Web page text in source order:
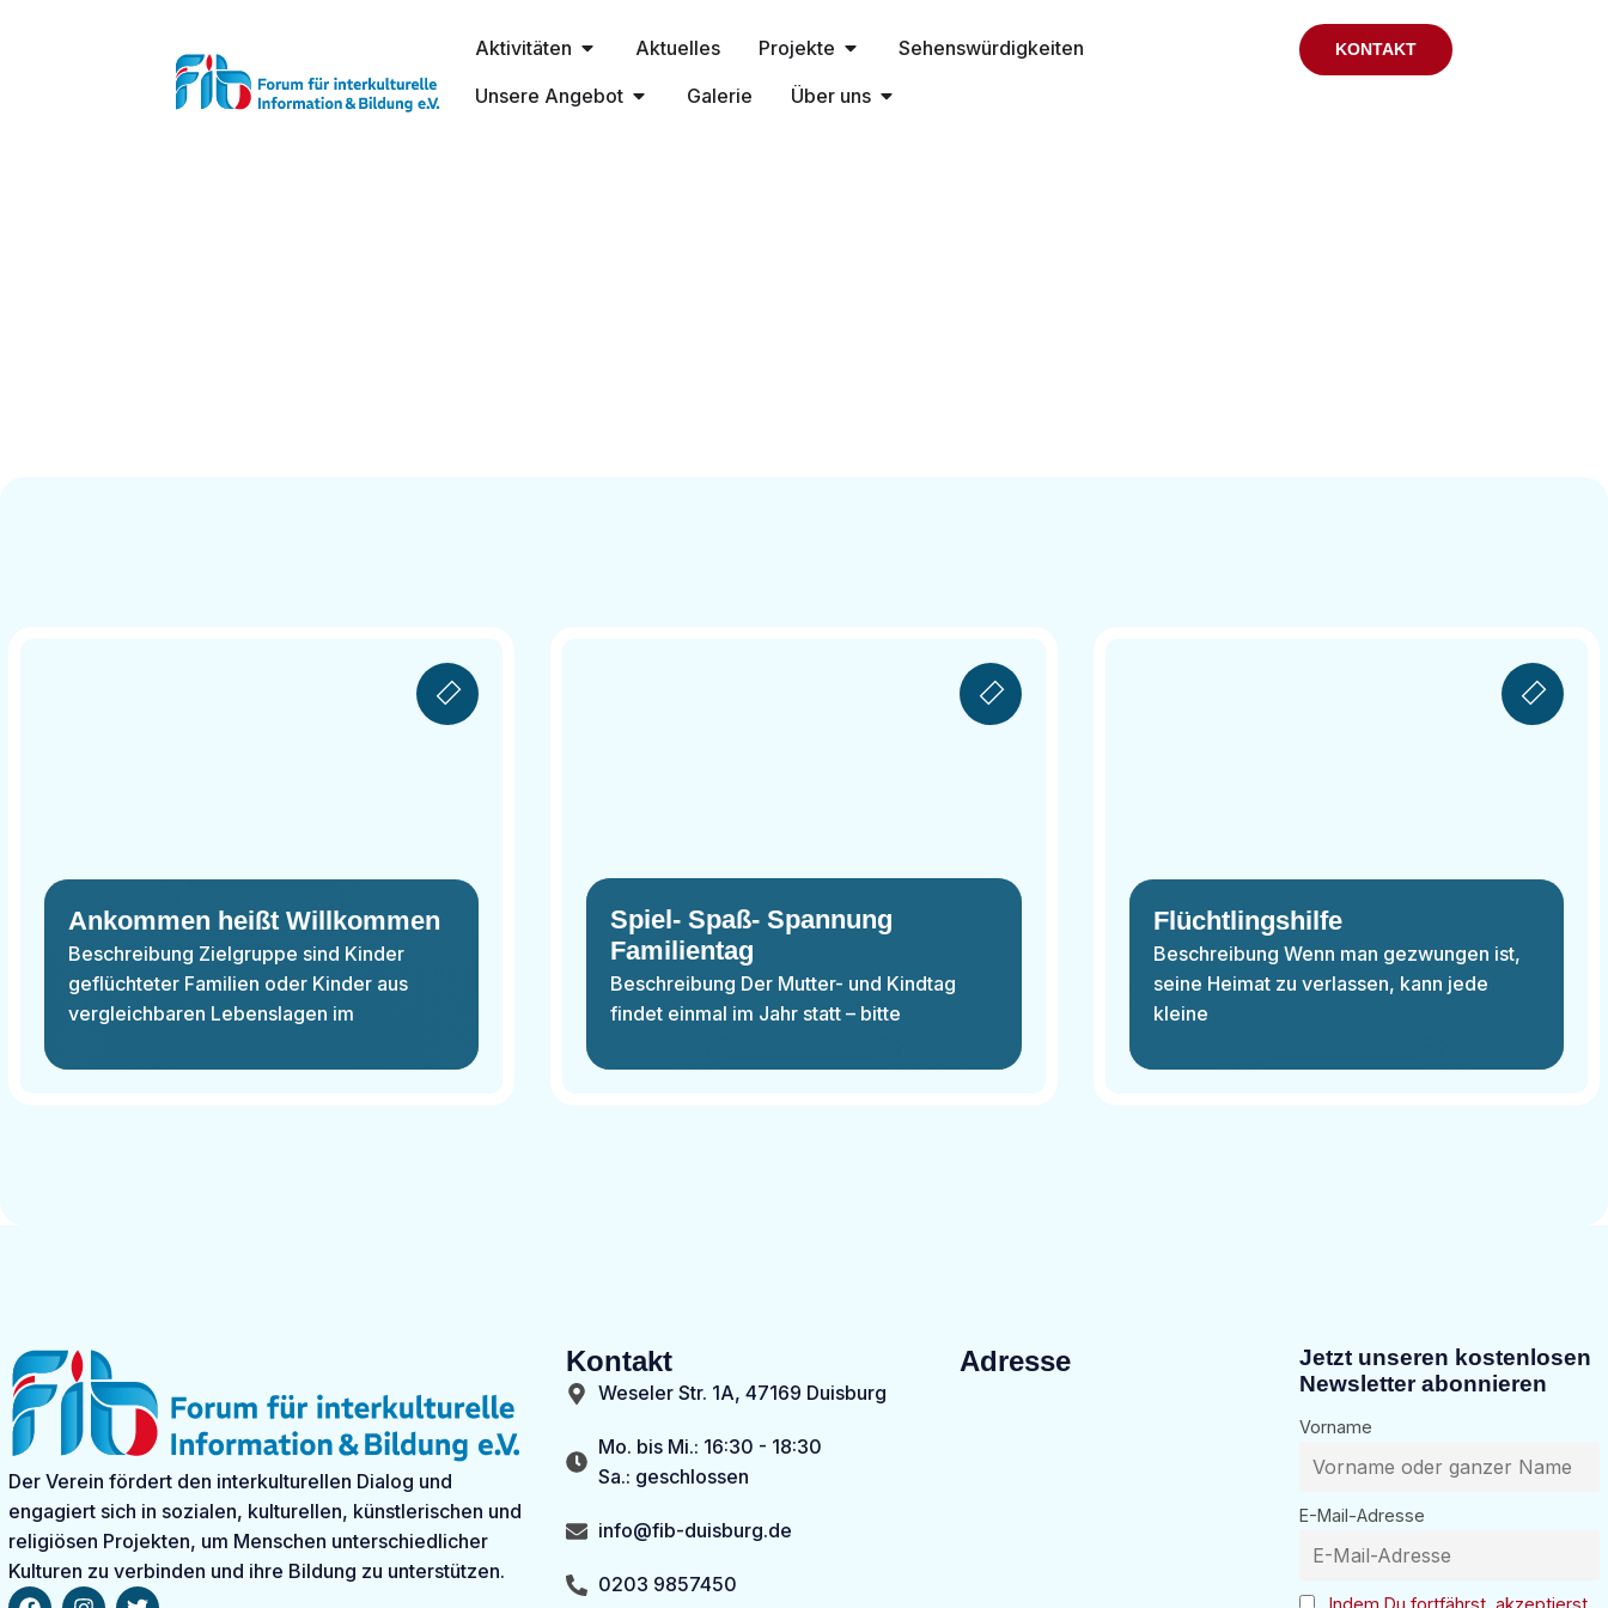
Aktivitäten Aktuelles Projekte
Sehenswürdigkeiten
Unsere Angebot
Galerie Über uns
KONTAKT
Ankommen heißt Willkommen
Beschreibung Zielgruppe sind Kinder
geflüchteter Familien oder Kinder aus
vergleichbaren Lebenslagen im
Spiel- Spaß- Spannung
Familientag
Beschreibung Der Mutter- und Kindtag
findet einmal im Jahr statt – bitte
Flüchtlingshilfe
Beschreibung Wenn man gezwungen ist,
seine Heimat zu verlassen, kann jede
kleine
Der Verein fördert den interkulturellen Dialog und
engagiert sich in sozialen, kulturellen, künstlerischen und
religiösen Projekten, um Menschen unterschiedlicher
Kulturen zu verbinden und ihre Bildung zu unterstützen.
Kontakt
Weseler Str. 1A, 47169 Duisburg
Mo. bis Mi.: 16:30 - 18:30
Sa.: geschlossen
info@fib-duisburg.de
0203 9857450
Adresse
Jetzt unseren kostenlosen
Newsletter abonnieren
Vorname
E-Mail-Adresse